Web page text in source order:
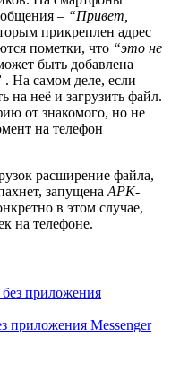
– “Привет,
прикреплен адрес
пометки, что “это не
быть добавлена
. На самом деле, если
на неё и загрузить файл.
от знакомого, но не
на телефон
расширение файла,
запущена APK-
в этом случае,
на телефоне.
приложения Messenger